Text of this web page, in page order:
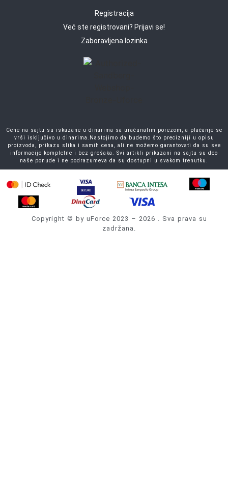
Registracija
Već ste registrovani? Prijavi se!
Zaboravljena lozinka
Cene na sajtu su iskazane u dinarima sa uračunatim porezom, a plaćanje se
vrši isključivo u dinarima.Nastojimo da budemo što precizniji u opisu
proizvoda, prikazu slika i samih cena, ali ne možemo garantovati da su sve
informacije kompletne i bez grešaka. Svi artikli prikazani na sajtu su deo
naše ponude i ne podrazumeva da su dostupni u svakom trenutku.
Copyright © by uForce 2023 – 2026 . Sva prava su
zadržana.